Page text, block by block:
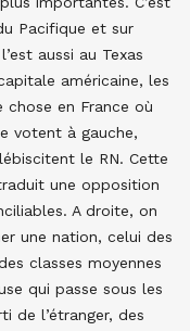
Pacifique et sur
aussi au Texas
américaine, les
en France où
votent à gauche,
le RN. Cette
une opposition
A droite, on
une nation, celui des
classes moyennes
qui passe sous les
de l’étranger, des